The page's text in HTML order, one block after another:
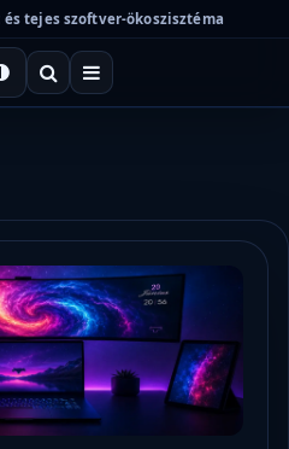
tejes szoftver-ökoszisztéma